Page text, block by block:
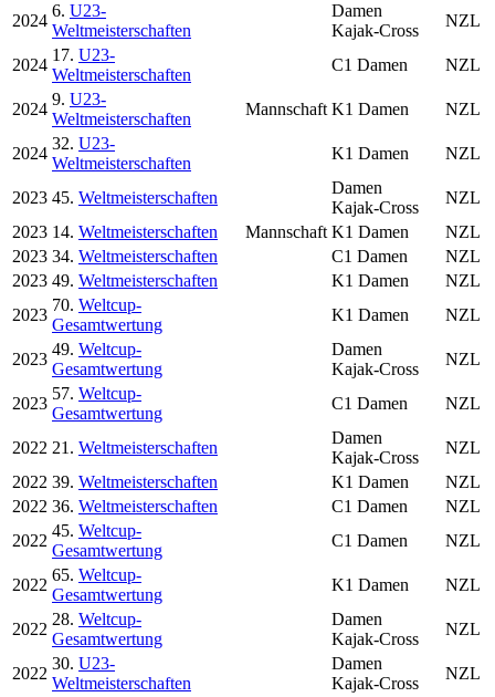
2024
6. U23-
Weltmeisterschaften
Damen
Kajak-Cross
NZL
2024
17. U23-
Weltmeisterschaften
C1 Damen NZL
2024
9. U23-
Weltmeisterschaften
Mannschaft K1 Damen NZL
2024
32. U23-
Weltmeisterschaften
K1 Damen NZL
2023 45. Weltmeisterschaften
Damen
Kajak-Cross
NZL
2023 14. Weltmeisterschaften Mannschaft K1 Damen
NZL
2023 34. Weltmeisterschaften C1 Damen
NZL
2023 49. Weltmeisterschaften K1 Damen
NZL
2023
70. Weltcup-
Gesamtwertung
K1 Damen NZL
2023
49. Weltcup-
Gesamtwertung
Damen
Kajak-Cross
NZL
2023
57. Weltcup-
Gesamtwertung
C1 Damen NZL
2022 21. Weltmeisterschaften
Damen
Kajak-Cross
NZL
2022 39. Weltmeisterschaften K1 Damen
NZL
2022 36. Weltmeisterschaften C1 Damen
NZL
2022
45. Weltcup-
Gesamtwertung
C1 Damen NZL
2022
65. Weltcup-
Gesamtwertung
K1 Damen NZL
2022
28. Weltcup-
Gesamtwertung
Damen
Kajak-Cross
NZL
2022
30. U23-
Weltmeisterschaften
Damen
Kajak-Cross
NZL